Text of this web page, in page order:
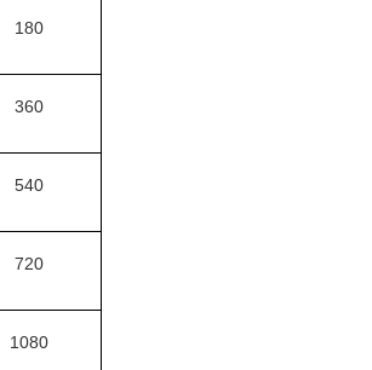
180
360
540
720
1080